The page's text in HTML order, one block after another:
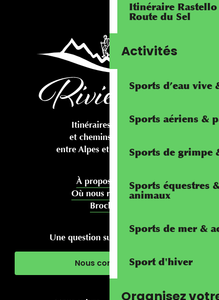
Itinéraire
Route du Sel
Activités
Sports d’eau vive
Sports aériens &
Sports de grimpe
Sports équestres
animaux
Sports de mer &
Sport d'hiver
Organisez
Itinéraires cyclables
et chemins pédestres
entre Alpes et Méditerranée
À propos de nous
Où nous rencontrer
Brochures
Une question sur votre séjour ?
Nous contacter